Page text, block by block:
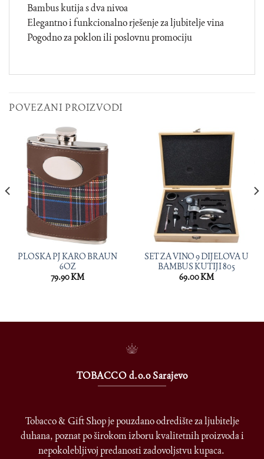
Bambus kutija s dva nivoa
Elegantno i funkcionalno rješenje za ljubitelje vina
Pogodno za poklon ili poslovnu promociju
POVEZANI PROIZVODI
PLOSKA PJ KARO BRAUN
6OZ
79.90KM
SET ZA VINO 9 DIJELOVA U
BAMBUS KUTIJI 805
69.00KM
TOBACCO d.o.o Sarajevo
Tobacco & Gift Shop je pouzdano odredište za ljubitelje
duhana, poznat po širokom izboru kvalitetnih proizvoda i
nepokolebljivoj predanosti zadovoljstvu kupaca.